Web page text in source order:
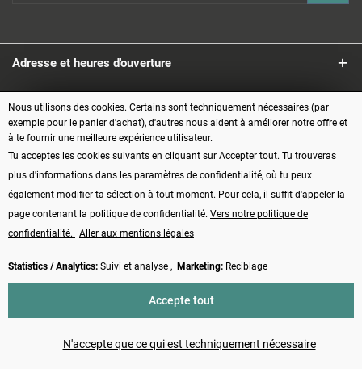
Adresse et heures d'ouverture
Service
Informations
Modes de paiement
Vertrag widerrufen
éventuellement les frais de contre-remboursement, sauf indication contraire
Nous utilisons des cookies. Certains sont techniquement nécessaires (par
exemple pour le panier d'achat), d'autres nous aident à améliorer notre offre et
à te fournir une meilleure expérience utilisateur.
Tu acceptes les cookies suivants en cliquant sur Accepter tout. Tu trouveras
plus d'informations dans les paramètres de confidentialité, où tu peux
également modifier ta sélection à tout moment. Pour cela, il suffit d'appeler la
page contenant la politique de confidentialité. Vers notre politique de
confidentialité.
Aller aux mentions légales
Statistics / Analytics: Suivi et analyse , Marketing: Reciblage
N'accepte que ce qui est techniquement nécessaire
Accepte tout